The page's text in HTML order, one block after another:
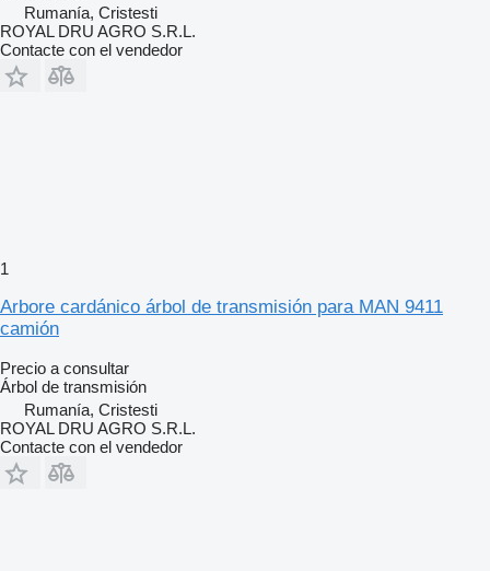
Rumanía, Cristesti
ROYAL DRU AGRO S.R.L.
Contacte con el vendedor
1
Arbore cardánico árbol de transmisión para MAN 9411
camión
Precio a consultar
Árbol de transmisión
Rumanía, Cristesti
ROYAL DRU AGRO S.R.L.
Contacte con el vendedor